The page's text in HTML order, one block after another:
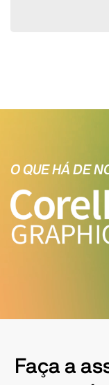
O QUE HÁ DE
Faça a